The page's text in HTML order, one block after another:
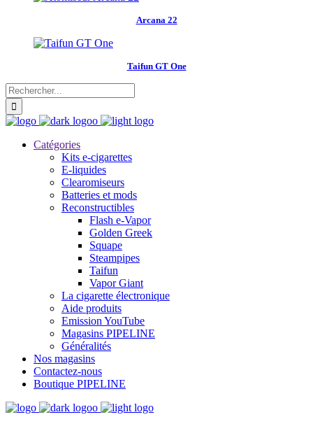
Arcana 22
Taifun GT One
Catégories
Kits e-cigarettes
E-liquides
Clearomiseurs
Batteries et mods
Reconstructibles
Flash e-Vapor
Golden Greek
Squape
Steampipes
Taifun
Vapor Giant
La cigarette électronique
Aide produits
Emission YouTube
Magasins PIPELINE
Généralités
Nos magasins
Contactez-nous
Boutique PIPELINE